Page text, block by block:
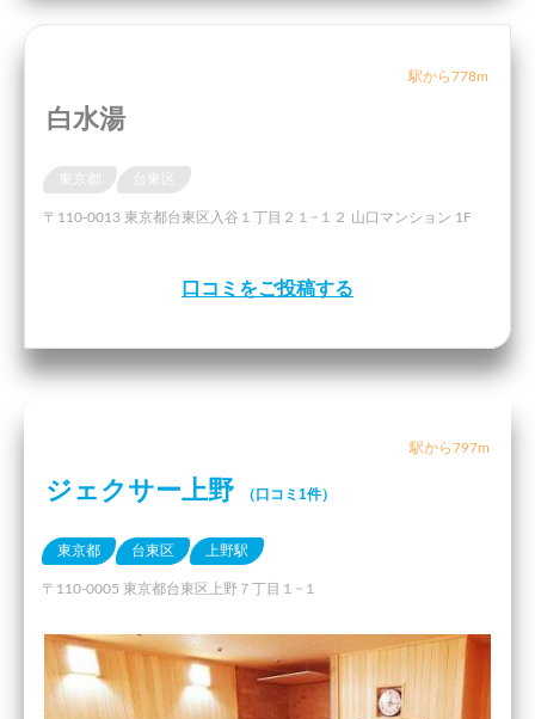
駅から778m
白水湯
東京都 台東区
〒110-0013 東京都台東区入谷１丁目２１−１２ 山口マンション 1F
口コミをご投稿する
駅から797m
ジェクサー上野 （口コミ1件）
東京都 台東区 上野駅
〒110-0005 東京都台東区上野７丁目１−１